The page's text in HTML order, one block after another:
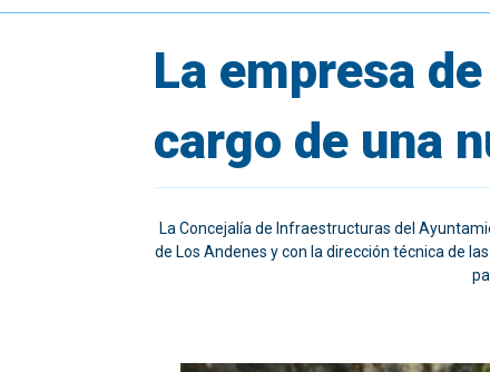
La empresa
cargo de una
La Concejalía de Infraestructuras del
de Los Andenes y con la dirección técnica de